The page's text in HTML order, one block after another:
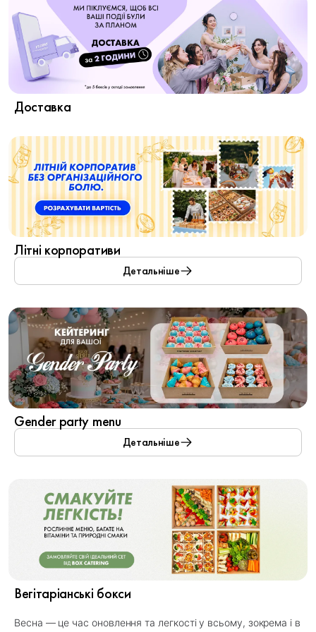
Доставка
Літні корпоративи
Детальніше
Gender party menu
Детальніше
Вегітаріанські бокси
Весна — це час оновлення та легкості у всьому, зокрема і в